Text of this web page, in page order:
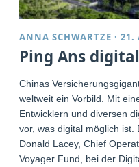
ANNA SCHWARTZE ·21.
Ping Ans
Chinas
weltweit ein Vorbild. Mit
Entwicklern und diversen
vor, was digital möglich
Donald Lacey, Chief
Voyager Fund, bei der